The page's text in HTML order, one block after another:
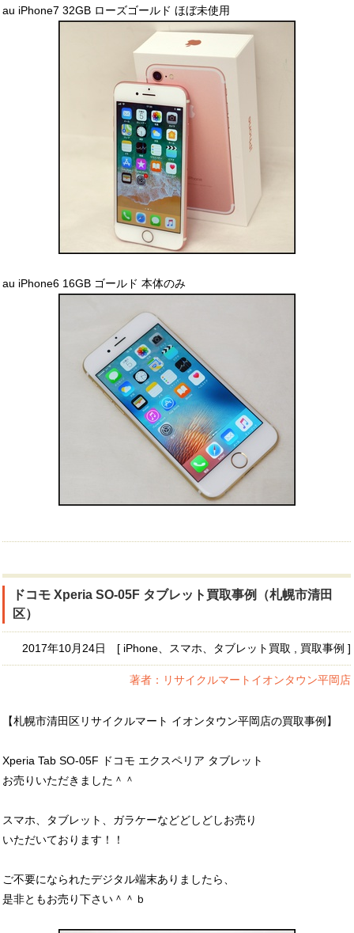
au iPhone7 32GB ローズゴールド ほぼ未使用
au iPhone6 16GB ゴールド 本体のみ
ドコモ Xperia SO-05F タブレット買取事例（札幌市清田
区）
2017年10月24日 [ iPhone、スマホ、タブレット買取 , 買取事例 ]
著者：リサイクルマートイオンタウン平岡店
【札幌市清田区リサイクルマート イオンタウン平岡店の買取事例】
Xperia Tab SO-05F ドコモ エクスペリア タブレット
お売りいただきました＾＾
スマホ、タブレット、ガラケーなどどしどしお売り
いただいております！！
ご不要になられたデジタル端末ありましたら、
是非ともお売り下さい＾＾ｂ